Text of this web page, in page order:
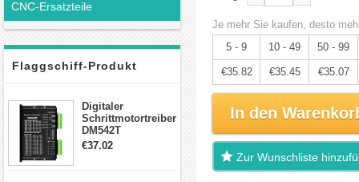
CNC-Ersatzteile
Flaggschiff-Produkt
Digitaler
Schrittmotortreiber
DM542T
Schrittmotor
€37.02
Je mehr Sie kaufen, desto
5 - 9
10 - 49 50 - 99
€35.82 €35.45 €35.07
In den
Zur Wunschliste